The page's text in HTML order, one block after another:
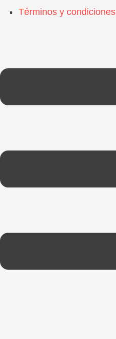
Términos y condiciones